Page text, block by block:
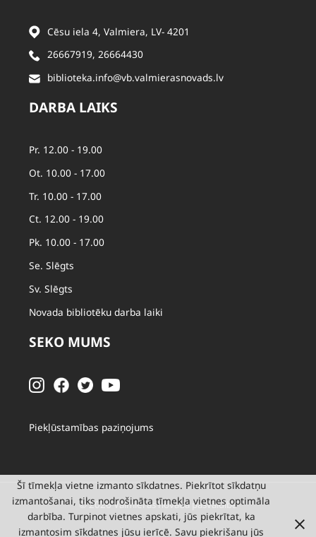
Cēsu iela 4, Valmiera, LV- 4201
26667919, 26664430
biblioteka.info@vb.valmierasnovads.lv
DARBA LAIKS
Pr. 12.00 - 19.00
Ot. 10.00 - 17.00
Tr. 10.00 - 17.00
Ct. 12.00 - 19.00
Pk. 10.00 - 17.00
Se. Slēgts
Sv. Slēgts
Novada bibliotēku darba laiki
SEKO MUMS
Piekļūstamības paziņojums
© 2026 Valmieras novada pašvaldība
Šī tīmekļa vietne izmanto sīkdatnes. Piekrītot sīkdatņu
izmantošanai, tiks nodrošināta tīmekļa vietnes optimāla
darbība. Turpinot vietnes apskati, jūs piekrītat, ka
izmantosim sīkdatnes jūsu ierīcē. Savu piekrišanu jūs